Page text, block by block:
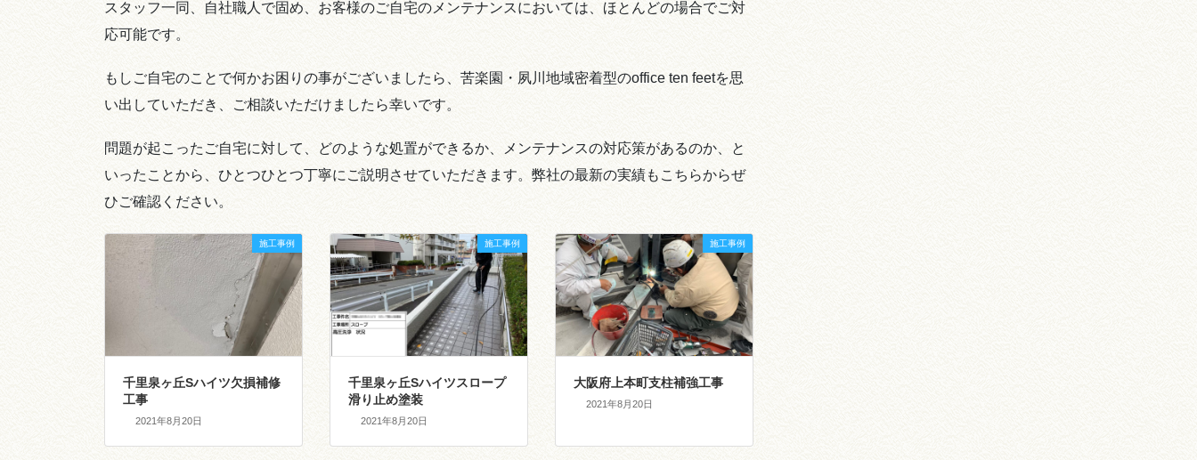
スタッフ一同、自社職人で固め、お客様のご自宅のメンテナンスにおいては、ほとんどの場合でご対
応可能です。
もしご自宅のことで何かお困りの事がございましたら、苦楽園・夙川地域密着型のoffice ten feetを思
い出していただき、ご相談いただけましたら幸いです。
問題が起こったご自宅に対して、どのような処置ができるか、メンテナンスの対応策があるのか、と
いったことから、ひとつひとつ丁寧にご説明させていただきます。弊社の最新の実績もこちらからぜ
ひご確認ください。
施工事例
千里泉ヶ丘Sハイツ欠損補修
工事
2021年8月20日
施工事例
千里泉ヶ丘Sハイツスロープ
滑り止め塗装
2021年8月20日
施工事例
大阪府上本町支柱補強工事
2021年8月20日